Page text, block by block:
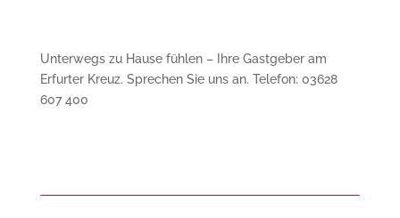
Unterwegs zu Hause fühlen – Ihre Gastgeber am
Erfurter Kreuz. Sprechen Sie uns an. Telefon: 03628
607 400